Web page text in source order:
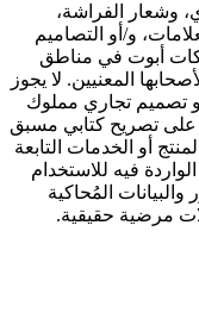
وشعار الفراشة،
و/أو التصاميم
أبوت في مناطق
المعنيين. لا يجوز
تصميم تجاري مملوك
تصريح كتابي مسبق
أو الخدمات التابعة
فيه للاستخدام
المُحاكية
مرضية حقيقية.